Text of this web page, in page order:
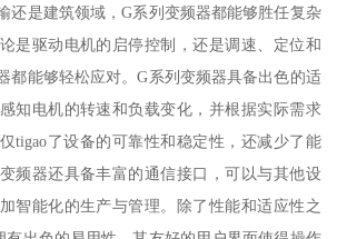
还是建筑领域，G系列变频器都能够胜任复杂
是驱动电机的启停控制，还是调速、定位和
都能够轻松应对。G系列变频器具备出色的适
知电机的转速和负载变化，并根据实际需求
tigao了设备的可靠性和稳定性，还减少了能
频器还具备丰富的通信接口，可以与其他设
智能化的生产与管理。除了性能和适应性之